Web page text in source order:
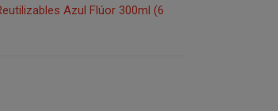
Azul Flúor 300ml (6